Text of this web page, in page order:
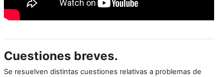
Cuestiones breves.
Se resuelven distintas cuestiones relativas a problemas de